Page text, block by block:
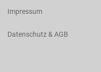
Impressum
Datenschutz & AGB